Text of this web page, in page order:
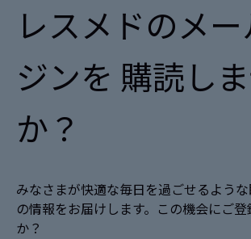
レスメドのメ
ジンを 購読し
か？
みなさまが快適な毎日を過ごせるよう
の情報をお届けします。この機会にご
か？